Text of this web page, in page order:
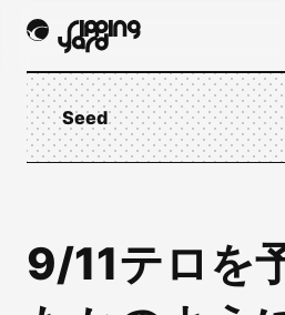
Seed
9/11テロを